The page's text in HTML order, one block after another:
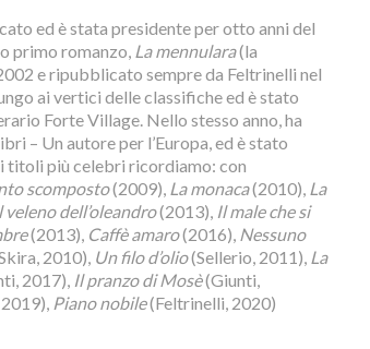
ed è stata presidente per otto anni del
primo romanzo, La mennulara(la
e ripubblicato sempre da Feltrinelli nel
ai vertici delle classifiche ed è stato
Forte Village. Nello stesso anno, ha
– Un autore per l’Europa, ed è stato
titoli più celebri ricordiamo: con
scomposto(2009), La monaca(2010), La
veleno dell’oleandro(2013), Il male che si
(2013), Caffè amaro(2016), Nessuno
2010), Un filo d’olio(Sellerio, 2011), La
2017), Il pranzo di Mosè(Giunti,
Piano nobile(Feltrinelli, 2020)